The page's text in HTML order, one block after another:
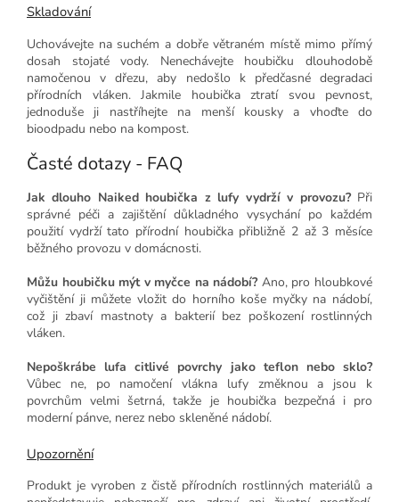
Skladování
Uchovávejte na suchém a dobře větraném místě mimo přímý
dosah stojaté vody. Nenechávejte houbičku dlouhodobě
namočenou v dřezu, aby nedošlo k předčasné degradaci
přírodních vláken. Jakmile houbička ztratí svou pevnost,
jednoduše ji nastříhejte na menší kousky a vhoďte do
bioodpadu nebo na kompost.
Časté dotazy - FAQ
Jak dlouho Naiked houbička z lufy vydrží v provozu?Při
správné péči a zajištění důkladného vysychání po každém
použití vydrží tato přírodní houbička přibližně 2 až 3 měsíce
běžného provozu v domácnosti.
Můžu houbičku mýt v myčce na nádobí?Ano, pro hloubkové
vyčištění ji můžete vložit do horního koše myčky na nádobí,
což ji zbaví mastnoty a bakterií bez poškození rostlinných
vláken.
Nepoškrábe lufa citlivé povrchy jako teflon nebo sklo?
Vůbec ne, po namočení vlákna lufy změknou a jsou k
povrchům velmi šetrná, takže je houbička bezpečná i pro
moderní pánve, nerez nebo skleněné nádobí.
Upozornění
Produkt je vyroben z čistě přírodních rostlinných materiálů a